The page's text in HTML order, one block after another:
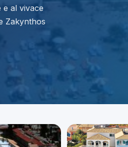
e al vivace
Zakynthos